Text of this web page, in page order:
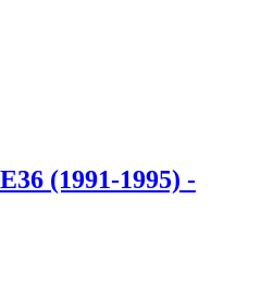
(1991-1995) -